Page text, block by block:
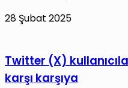
28 Şubat 2025
Twitter (X)
karşı karşıya